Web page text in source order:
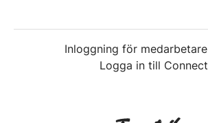
Inloggning för medarbetare
Logga in till Connect